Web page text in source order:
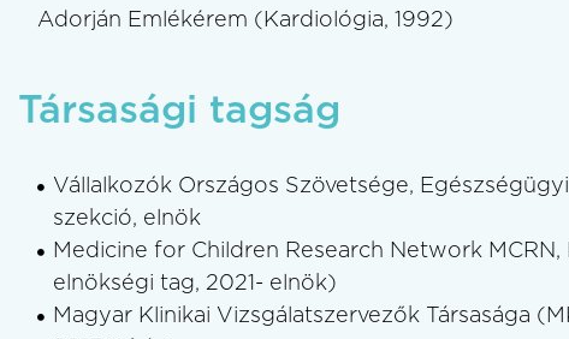
Adorján Emlékérem (Kardiológia, 1992)
Társasági tagság
Vállalkozók Országos Szövetsége,
szekció, elnök
Medicine for Children Research Network MCRN,
elnökségi tag, 2021- elnök)
Magyar Klinikai Vizsgálatszervezők Társasága